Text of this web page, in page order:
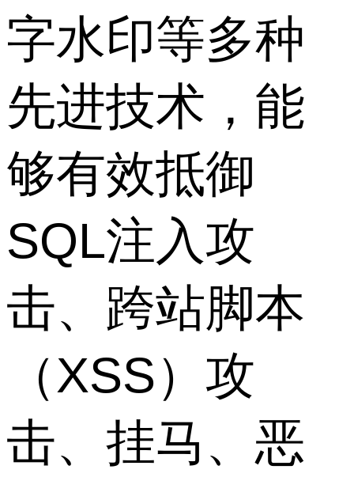
字水印等多种
先进技术，能
够有效抵御
SQL注入攻
击、跨站脚本
（XSS）攻
击、挂马、恶